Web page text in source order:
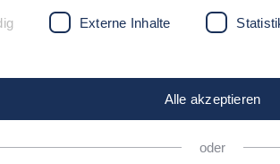
Externe Inhalte
Alle akzeptieren
oder